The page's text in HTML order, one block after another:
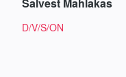
D/V/S/ON